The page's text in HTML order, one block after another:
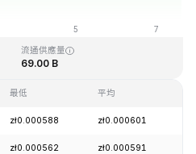
zł0.000058
流通供應量
69.00 B
最低 平均
zł0.000588 zł0.000601
zł0.000562 zł0.000591